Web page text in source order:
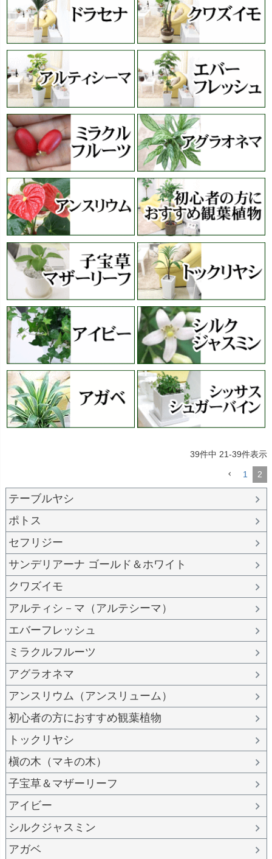
39件中 21-39件表示
1 2
テーブルヤシ
ポトス
セフリジー
サンデリアーナ ゴールド＆ホワイト
クワズイモ
アルティシ－マ（アルテシーマ）
エバーフレッシュ
ミラクルフルーツ
アグラオネマ
アンスリウム（アンスリューム）
初心者の方におすすめ観葉植物
トックリヤシ
槇の木（マキの木）
子宝草＆マザーリーフ
アイビー
シルクジャスミン
アガベ